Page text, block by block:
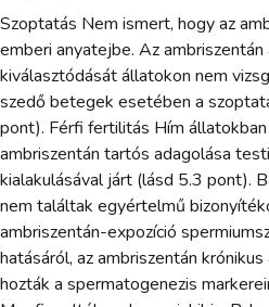
Szoptatás Nem ismert, hogy az
emberi anyatejbe. Az
kiválasztódását állatokon nem
szedő betegek esetében a
pont). Férfi fertilitás Hím
ambriszentán tartós adagolása
kialakulásával járt (lásd 5.3 pont).
nem találtak egyértelmű
ambriszentán-expozíció
hatásáról, az ambriszentán
hozták a spermatogenezis